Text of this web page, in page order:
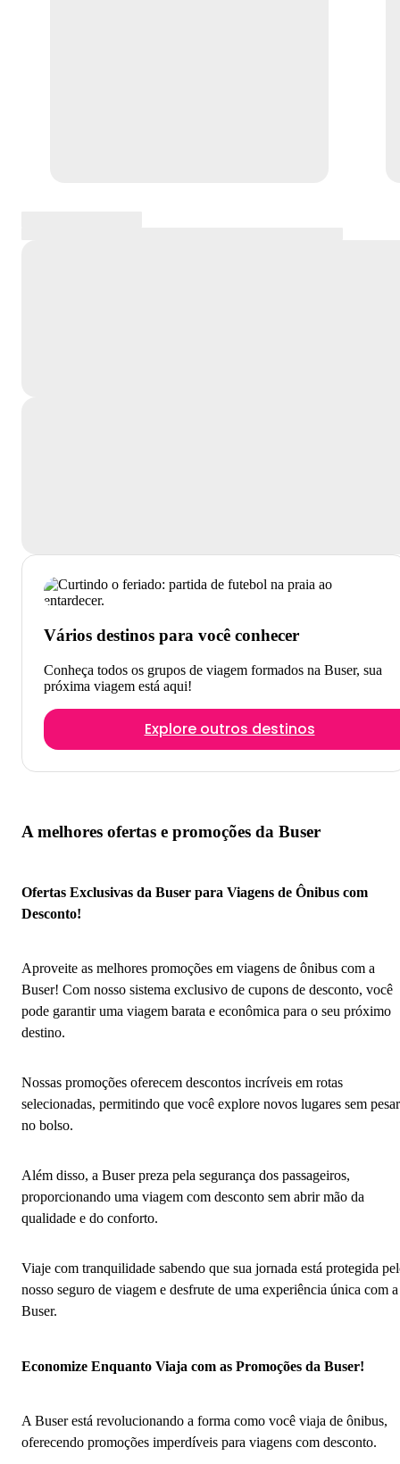
Vários destinos para você conhecer
Conheça todos os grupos de viagem formados na Buser, sua
próxima viagem está aqui!
Explore outros destinos
A melhores ofertas e promoções da Buser
Ofertas Exclusivas da Buser para Viagens de Ônibus com
Desconto!
Aproveite as melhores promoções em viagens de ônibus com a
Buser! Com nosso sistema exclusivo de cupons de desconto, você
pode garantir uma viagem barata e econômica para o seu próximo
destino.
Nossas promoções oferecem descontos incríveis em rotas
selecionadas, permitindo que você explore novos lugares sem pesar
no bolso.
Além disso, a Buser preza pela segurança dos passageiros,
proporcionando uma viagem com desconto sem abrir mão da
qualidade e do conforto.
Viaje com tranquilidade sabendo que sua jornada está protegida
nosso seguro de viagem e desfrute de uma experiência única com a
Buser.
Economize Enquanto Viaja com as Promoções da Buser!
A Buser está revolucionando a forma como você viaja de ônibus,
oferecendo promoções imperdíveis para viagens com desconto.